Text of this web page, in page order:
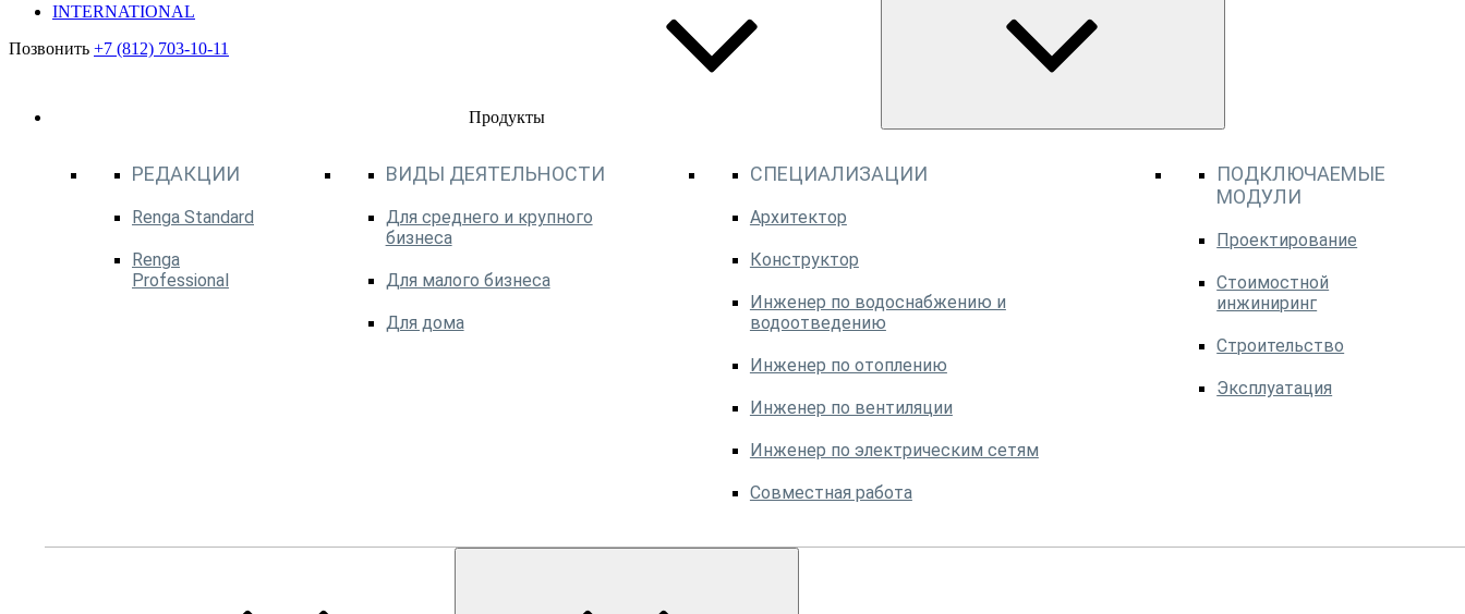
INTERNATIONAL
Позвонить +7 (812) 703-10-11
Продукты
РЕДАКЦИИ
Renga Standard
Renga
Professional
ВИДЫ ДЕЯТЕЛЬНОСТИ
Для среднего и крупного
бизнеса
Для малого бизнеса
Для дома
СПЕЦИАЛИЗАЦИИ
Архитектор
Конструктор
Инженер по водоснабжению и
водоотведению
Инженер по отоплению
Инженер по вентиляции
Инженер по электрическим сетям
Совместная работа
ПОДКЛЮЧАЕМЫЕ
МОДУЛИ
Проектирование
Стоимостной
инжиниринг
Строительство
Эксплуатация